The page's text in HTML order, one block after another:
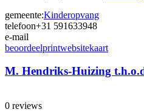
gemeente:Kinderopvang
telefoon+31 591633948
e-mail
beoordeelprintwebsitekaart
M. Hendriks-Huizing
0 reviews